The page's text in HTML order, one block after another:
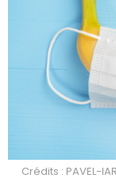
Crédits : PAVEL-